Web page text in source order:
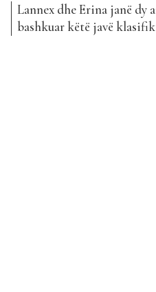
Lannex dhe Erina janë
bashkuar këtë javë